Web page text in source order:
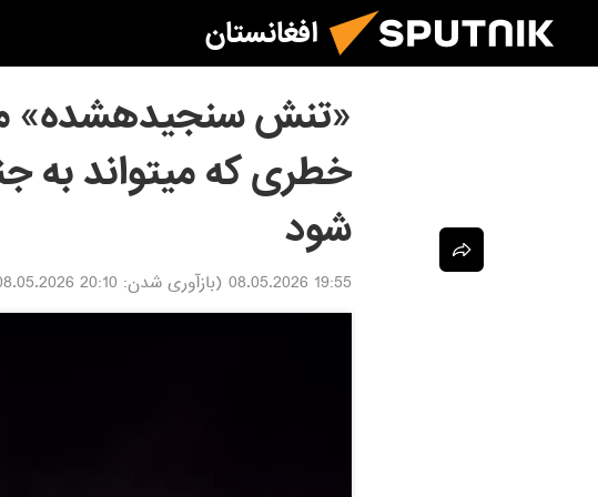
افغانستان
«تنش سنجیدهشده»
خطری که میتواند به
شود
19:55 08.05.2026 (بازآوری شدن: 20:10 08.05.2026